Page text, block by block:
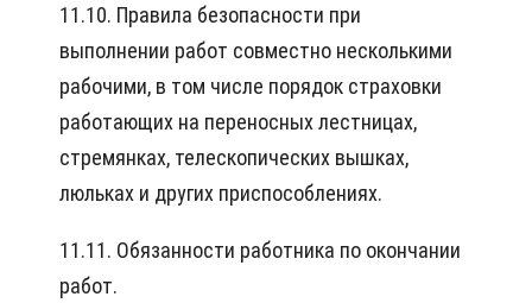
11.10. Правила безопасности при
выполнении работ совместно несколькими
рабочими, в том числе порядок страховки
работающих на переносных лестницах,
стремянках, телескопических вышках,
люльках и других приспособлениях.
11.11. Обязанности работника по окончании
работ.